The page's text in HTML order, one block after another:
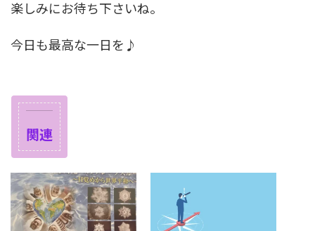
楽しみにお待ち下さいね。
今日も最高な一日を♪
関連